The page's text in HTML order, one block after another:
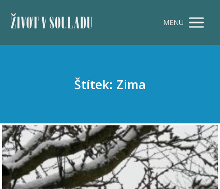
ŽIVOT V SOULADU MENU
Štítek: Zima